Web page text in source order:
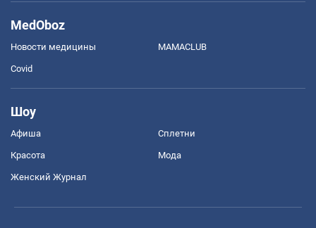
MedOboz
Новости медицины MAMACLUB
Covid
Шоу
Афиша Сплетни
Красота Мода
Женский Журнал